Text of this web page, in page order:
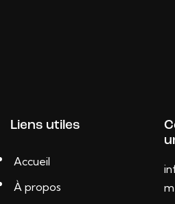
Liens utiles
Accueil
À propos
m